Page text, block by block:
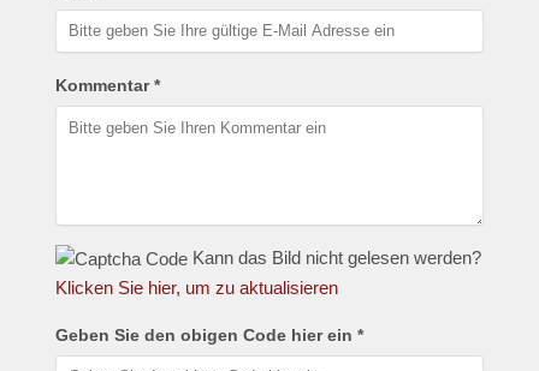
Kommentar *
Kann das Bild nicht gelesen werden?
Klicken Sie hier, um zu aktualisieren
Geben Sie den obigen Code hier ein *